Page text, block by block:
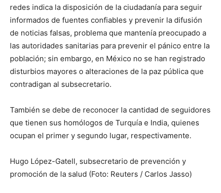
redes indica la disposición de la ciudadanía para seguir
informados de fuentes confiables y prevenir la difusión
de noticias falsas, problema que mantenía preocupado a
las autoridades sanitarias para prevenir el pánico entre la
población; sin embargo, en México no se han registrado
disturbios mayores o alteraciones de la paz pública que
contradigan al subsecretario.
También se debe de reconocer la cantidad de seguidores
que tienen sus homólogos de Turquía e India, quienes
ocupan el primer y segundo lugar, respectivamente.
Hugo López-Gatell, subsecretario de prevención y
promoción de la salud (Foto: Reuters / Carlos Jasso)